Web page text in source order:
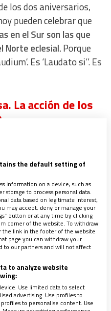
los dos aniversarios,
pueden celebrar que
en el Sur son las que
Norte eclesial. Porque
Es ‘Laudato si’’. Es
La acción de los
nuevo. Por
ex presidente de la
sensación que deja? Que
Con la tentación de
a toda la clase política.
es tan peligroso como
Detenciones,
el caso.La Justicia actúa.
ahí está
no”.
al cardenal
the default setting of
information on a device, such as
storage to process personal data.
data based on legitimate interest,
may accept, deny or manage your
button or at any time by clicking
corner of the website. To withdraw
link in the footer of the website
page you can withdraw your
to our partners and will not affect
to analyze website
Use limited data to select
advertising. Use profiles to
to personalise content. Use